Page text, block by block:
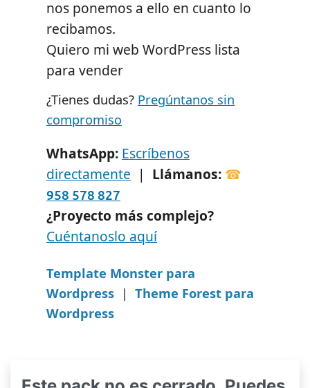
nos ponemos a ello en cuanto lo
recibamos.
Quiero mi web WordPress lista
para vender
¿Tienes dudas? Pregúntanos sin
compromiso
WhatsApp: Escríbenos
directamente | Llámanos:
958 578 827
¿Proyecto más complejo?
Cuéntanoslo aquí
Template Monster para
Wordpress | Theme Forest para
Wordpress